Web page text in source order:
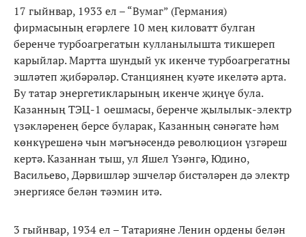
17 гыйнвар, 1933 ел – “Вумаг” (Германия)
фирмасының егәрлеге 10 мең киловатт булган
беренче турбоагрегатын кулланылышта тикшереп
карыйлар. Мартта шундый ук икенче турбоагрегатны
эшләтеп җибәрәләр. Станциянең куәте икеләтә арта.
Бу татар энергетикларының икенче җиңүе була.
Казанның ТЭЦ-1 оешмасы, беренче җылылык-электр
үзәкләренең берсе буларак, Казанның сәнәгате һәм
көнкүрешенә чын мәгънәсендә революцион үзгәреш
кертә. Казаннан тыш, ул Яшел Үзәнгә, Юдино,
Васильево, Дәрвишләр эшчеләр бистәләрен дә электр
энергиясе белән тәэмин итә.
3 гыйнвар, 1934 ел – Татарияне Ленин ордены белән